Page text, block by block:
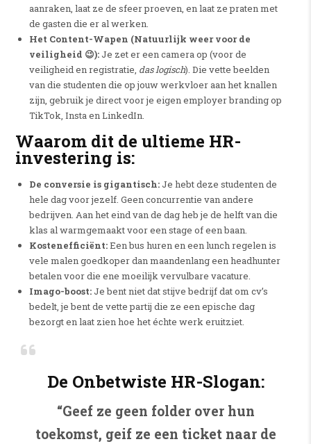
aanraken, laat ze de sfeer proeven, en laat ze praten met
de gasten die er al werken.
Het Content-Wapen (Natuurlijk weer voor de
veiligheid 😉):Je zet er een camera op (voor de
veiligheid en registratie, das logisch). Die vette beelden
van die studenten die op jouw werkvloer aan het knallen
zijn, gebruik je direct voor je eigen employer branding op
TikTok, Insta en LinkedIn.
Waarom dit de ultieme HR-
investering is:
De conversie is gigantisch:Je hebt deze studenten de
hele dag voor jezelf. Geen concurrentie van andere
bedrijven. Aan het eind van de dag heb je de helft van die
klas al warmgemaakt voor een stage of een baan.
Kostenefficiënt:Een bus huren en een lunch regelen is
vele malen goedkoper dan maandenlang een headhunter
betalen voor die ene moeilijk vervulbare vacature.
Imago-boost:Je bent niet dat stijve bedrijf dat om cv’s
bedelt, je bent de vette partij die ze een epische dag
bezorgt en laat zien hoe het échte werk eruitziet.
De Onbetwiste HR-Slogan:
“Geef ze geen folder over hun
toekomst, geif ze een ticket naar de